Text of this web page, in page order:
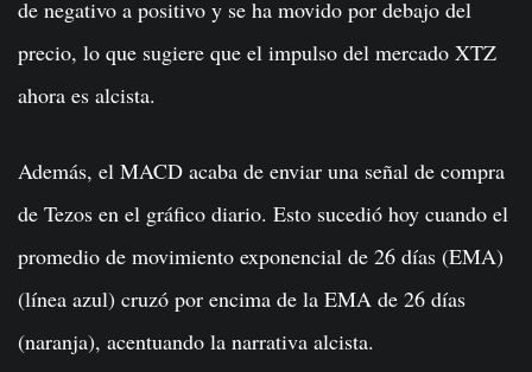
de negativo a positivo y se ha movido por debajo del
precio, lo que sugiere que el impulso del mercado XTZ
ahora es alcista.
Además, el MACD acaba de enviar una señal de compra
de Tezos en el gráfico diario. Esto sucedió hoy cuando el
promedio de movimiento exponencial de 26 días (EMA)
(línea azul) cruzó por encima de la EMA de 26 días
(naranja), acentuando la narrativa alcista.